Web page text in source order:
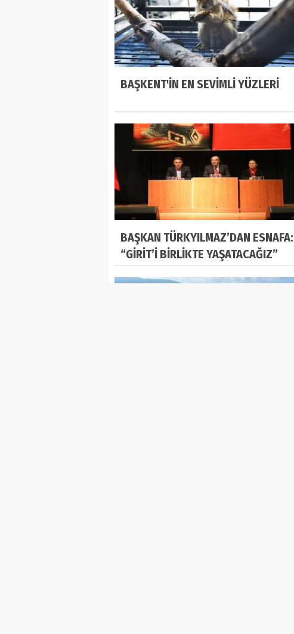
BAŞKENT'İN EN SEVİMLİ YÜZLERİ
BAŞKAN TÜRKYILMAZ’DAN ESNAFA:
“GİRİT’İ BİRLİKTE YAŞATACAĞIZ”